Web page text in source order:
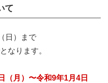
て
日）まで
なります。
日（月）〜令和9年1月4日